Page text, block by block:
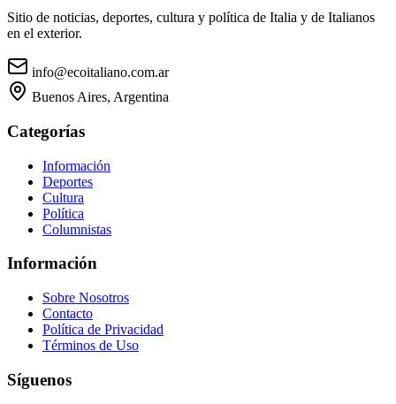
Sitio de noticias, deportes, cultura y política de Italia y de Italianos
en el exterior.
info@ecoitaliano.com.ar
Buenos Aires, Argentina
Categorías
Información
Deportes
Cultura
Política
Columnistas
Información
Sobre Nosotros
Contacto
Política de Privacidad
Términos de Uso
Síguenos